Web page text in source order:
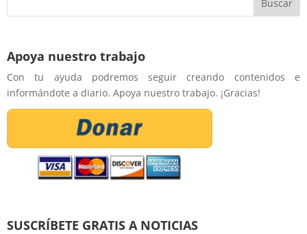
Apoya nuestro trabajo
Con tu ayuda podremos seguir creando contenidos e
informándote a diario. Apoya nuestro trabajo. ¡Gracias!
SUSCRÍBETE GRATIS A NOTICIAS